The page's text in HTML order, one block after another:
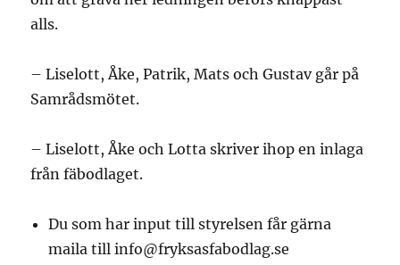
alls.
– Liselott, Åke, Patrik, Mats och Gustav går på
Samrådsmötet.
– Liselott, Åke och Lotta skriver ihop en inlaga
från fäbodlaget.
Du som har input till styrelsen får gärna
maila till info@fryksasfabodlag.se